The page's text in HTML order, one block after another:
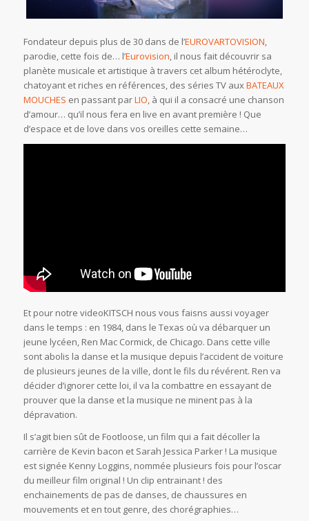
Fondateur depuis plus de 30 dans de l’EUROVARTOVISION,
parodie, cette fois de… l’Eurovision, il nous fait découvrir sa
planète musicale et artistique à travers cet album hétéroclyte,
chatoyant et riches en références, des séries TV auxBATEAUX
MOUCHES en passant parLIO, à qui il a consacré une chanson
d’amour… qu’il nous fera en live en avant première ! Que
d’espace et de love dans vos oreilles cette semaine…
Et pour notre videoKITSCH nous vous faisns aussi voyager
dans le temps : en 1984, dans le Texas où va débarquer un
jeune lycéen, Ren Mac Cormick, de Chicago. Dans cette ville
sont abolis la danse et la musique depuis l’accident de voiture
de plusieurs jeunes de la ville, dont le fils du révérent. Ren va
décider d’ignorer cette loi, il va la combattre en essayant de
prouver que la danse et la musique ne minent pas à la
dépravation.
Il s’agit bien sût de Footloose, un film qui a fait décoller la
carrière de Kevin bacon et Sarah Jessica Parker ! La musique
est signée Kenny Loggins, nommée plusieurs fois pour l’oscar
du meilleur film original ! Un clip entrainant ! des
enchainements de pas de danses, de chaussures en
mouvements et en tout genre, des chorégraphies…